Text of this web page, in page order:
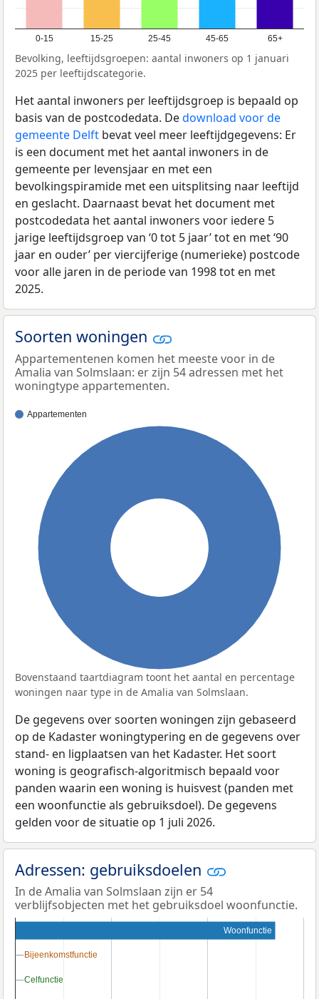
0-15 15-25 25-45 45-65 65+
Bevolking, leeftijdsgroepen: aantal inwoners op 1 januari
2025 per leeftijdscategorie.
Het aantal inwoners per leeftijdsgroep is bepaald op
basis van de postcodedata. Dedownload voor de
gemeente Delft bevat veel meer leeftijdgegevens: Er
is een document met het aantal inwoners in de
gemeente per levensjaar en met een
bevolkingspiramide met een uitsplitsing naar leeftijd
en geslacht. Daarnaast bevat het document met
postcodedata het aantal inwoners voor iedere 5
jarige leeftijdsgroep van ‘0 tot 5 jaar’ tot en met ‘90
jaar en ouder’ per viercijferige (numerieke) postcode
voor alle jaren in de periode van 1998 tot en met
2025.
Soorten woningen
Appartementenen komen het meeste voor in de
Amalia van Solmslaan: er zijn 54 adressen met het
woningtype appartementen.
Appartementen
Bovenstaand taartdiagram toont het aantal en percentage
woningen naar type in de Amalia van Solmslaan.
De gegevens over soorten woningen zijn gebaseerd
op de Kadaster woningtypering en de gegevens over
stand- en ligplaatsen van het Kadaster. Het soort
woning is geografisch-algoritmisch bepaald voor
panden waarin een woning is huisvest (panden met
een woonfunctie als gebruiksdoel). De gegevens
gelden voor de situatie op 1 juli 2026.
Adressen: gebruiksdoelen
In de Amalia van Solmslaan zijn er 54
verblijfsobjecten met het gebruiksdoel woonfunctie.
Woonfunctie
Bijeenkomstfunctie
Bijeenkomstfunctie
Celfunctie
Celfunctie